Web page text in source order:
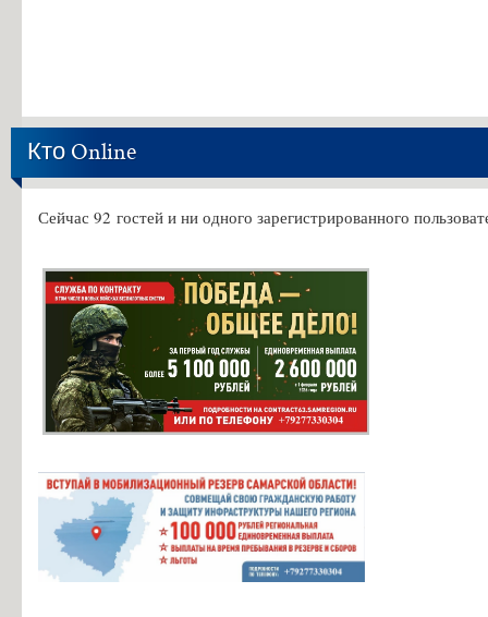
Кто Online
Сейчас 92 гостей и ни одного зарегистрированного